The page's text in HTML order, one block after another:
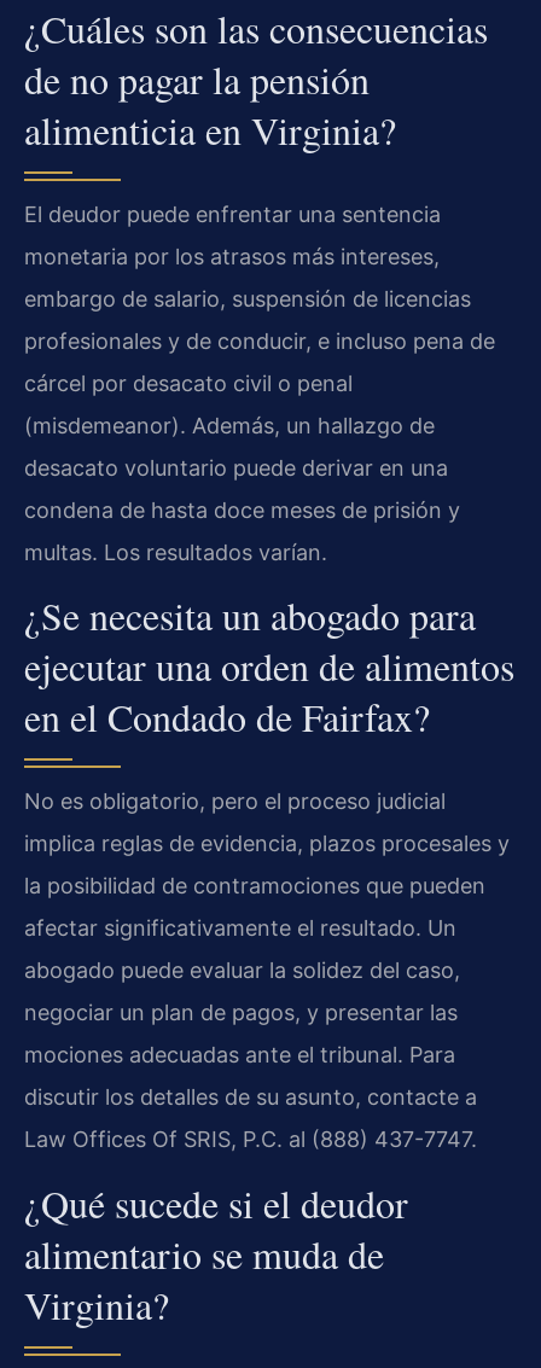
¿Cuáles son las consecuencias
de no pagar la pensión
alimenticia en Virginia?
El deudor puede enfrentar una sentencia
monetaria por los atrasos más intereses,
embargo de salario, suspensión de licencias
profesionales y de conducir, e incluso pena de
cárcel por desacato civil o penal
(misdemeanor). Además, un hallazgo de
desacato voluntario puede derivar en una
condena de hasta doce meses de prisión y
multas. Los resultados varían.
¿Se necesita un abogado para
ejecutar una orden de alimentos
en el Condado de Fairfax?
No es obligatorio, pero el proceso judicial
implica reglas de evidencia, plazos procesales y
la posibilidad de contramociones que pueden
afectar significativamente el resultado. Un
abogado puede evaluar la solidez del caso,
negociar un plan de pagos, y presentar las
mociones adecuadas ante el tribunal. Para
discutir los detalles de su asunto, contacte a
Law Offices Of SRIS, P.C. al (888) 437-7747.
¿Qué sucede si el deudor
alimentario se muda de
Virginia?